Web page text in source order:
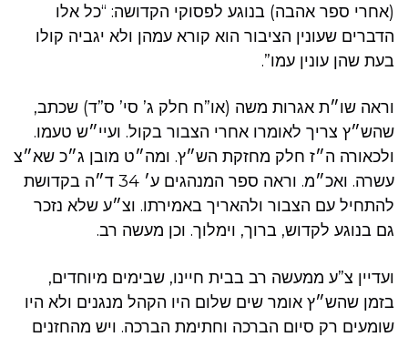
(אחרי ספר אהבה) בנוגע לפסוקי הקדושה: “כל אלו
הדברים שעונין הציבור הוא קורא עמהן ולא יגביה קולו
בעת שהן עונין עמו”.
וראה שו״ת אגרות משה (או”ח חלק ג’ סי’ ס”ד) שכתב,
שהש״ץ צריך לאומרו אחרי הצבור בקול. ועיי״ש טעמו.
ולכאורה ה״ז חלק מחזקת הש״ץ. ומה״ט מובן ג״כ שא״צ
עשרה. ואכ״מ. וראה ספר המנהגים ע׳ 34 ד״ה בקדושת
להתחיל עם הצבור ולהאריך באמירתו. וצ״ע שלא נזכר
גם בנוגע לקדוש, ברוך, וימלוך. וכן מעשה רב.
ועדיין צ”ע ממעשה רב בבית חיינו, שבימים מיוחדים,
בזמן שהש״ץ אומר שים שלום היו הקהל מנגנים ולא היו
שומעים רק סיום הברכה וחתימת הברכה. ויש מהחזנים